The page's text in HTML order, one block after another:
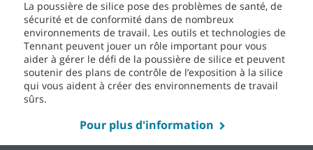
La poussière de silice pose des problèmes de santé, de
sécurité et de conformité dans de nombreux
environnements de travail. Les outils et technologies de
Tennant peuvent jouer un rôle important pour vous
aider à gérer le défi de la poussière de silice et peuvent
soutenir des plans de contrôle de l’exposition à la silice
qui vous aident à créer des environnements de travail
sûrs.
Pour plus d'information